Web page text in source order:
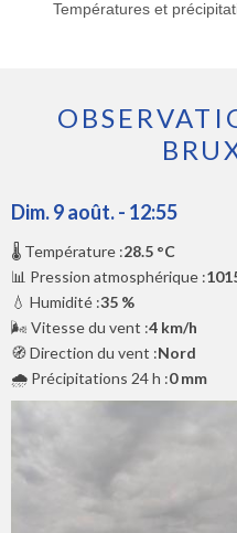
Températures et
Dim. 9 août. - 12:55
🌡️ Température :28.5 °C
📊 Pression atmosphérique :
💧 Humidité :35 %
🌬️ Vitesse du vent :4 km/h
🧭 Direction du vent :Nord
🌧️ Précipitations 24 h :0 mm